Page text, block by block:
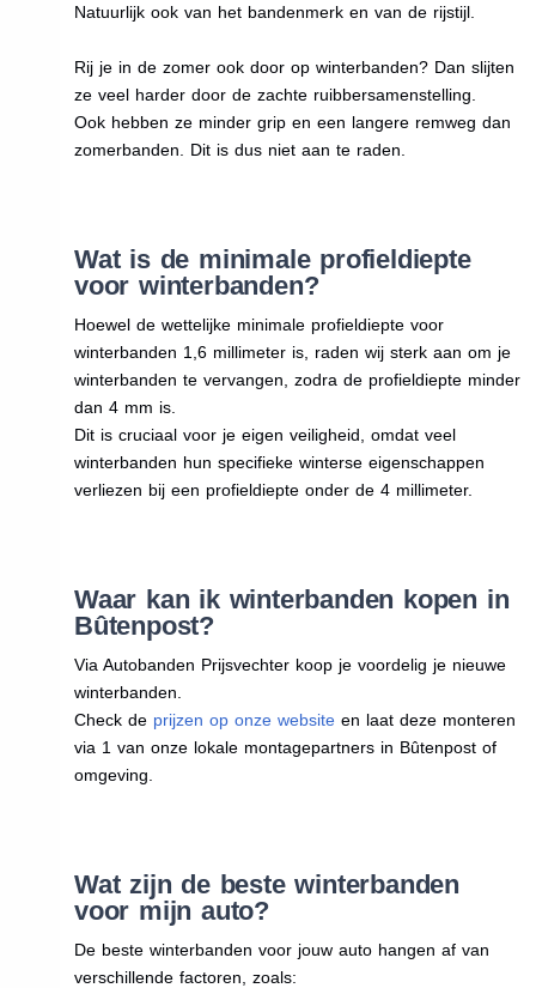
Natuurlijk ook van het bandenmerk en van de rijstijl.
Rij je in de zomer ook door op winterbanden? Dan slijten
ze veel harder door de zachte ruibbersamenstelling.
Ook hebben ze minder grip en een langere remweg dan
zomerbanden. Dit is dus niet aan te raden.
Wat is de minimale profieldiepte
voor winterbanden?
Hoewel de wettelijke minimale profieldiepte voor
winterbanden 1,6 millimeter is, raden wij sterk aan om je
winterbanden te vervangen, zodra de profieldiepte minder
dan 4 mm is.
Dit is cruciaal voor je eigen veiligheid, omdat veel
winterbanden hun specifieke winterse eigenschappen
verliezen bij een profieldiepte onder de 4 millimeter.
Waar kan ik winterbanden kopen in
Bûtenpost?
Via Autobanden Prijsvechter koop je voordelig je nieuwe
winterbanden.
Check de prijzen op onze websiteen laat deze monteren
via 1 van onze lokale montagepartners in Bûtenpost of
omgeving.
Wat zijn de beste winterbanden
voor mijn auto?
De beste winterbanden voor jouw auto hangen af van
verschillende factoren, zoals: